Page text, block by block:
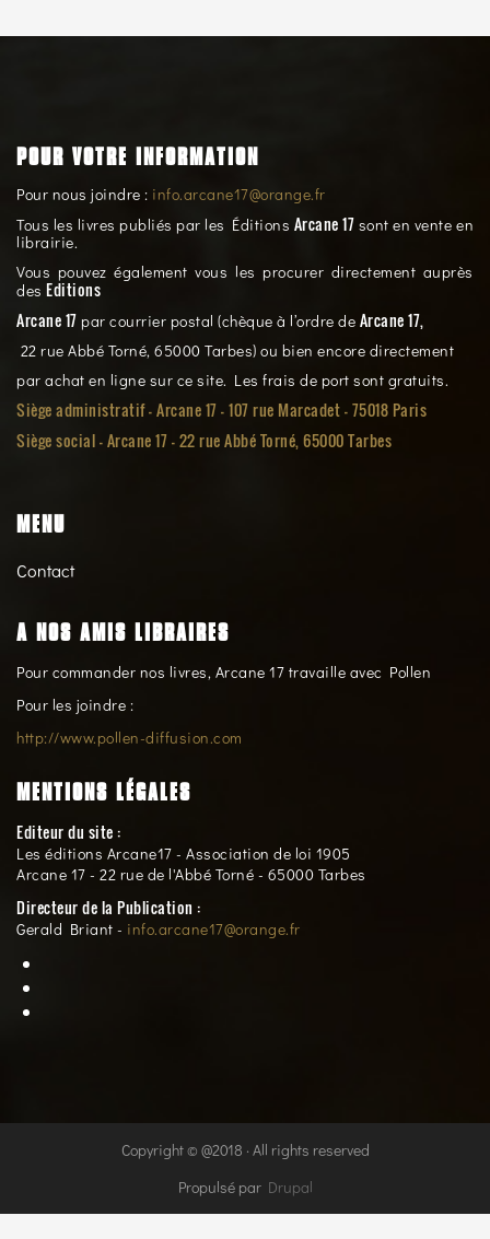
POUR VOTRE INFORMATION
Pour nous joindre : info.arcane17@orange.fr
Tous les livres publiés par les Éditions Arcane 17 sont en vente en
librairie.
Vous pouvez également vous les procurer directement auprès
des Editions
Arcane 17 par courrier postal (chèque à l’ordre de Arcane 17,
22 rue Abbé Torné, 65000 Tarbes) ou bien encore directement
par achat en ligne sur ce site. Les frais de port sont gratuits.
Siège administratif - Arcane 17 - 107 rue Marcadet - 75018 Paris
Siège social -Arcane 17 - 22 rue Abbé Torné, 65000 Tarbes
MENU
Contact
A NOS AMIS LIBRAIRES
Pour commander nos livres, Arcane 17 travaille avec Pollen
Pour les joindre :
http://www.pollen-diffusion.com
MENTIONS LÉGALES
Editeur du site :
Les éditions Arcane17 - Association de loi 1905
Arcane 17 - 22 rue de l'Abbé Torné - 65000 Tarbes
Directeur de la Publication :
Gerald Briant - info.arcane17@orange.fr
Copyright © @2018 · All rights reserved
Propulsé par Drupal